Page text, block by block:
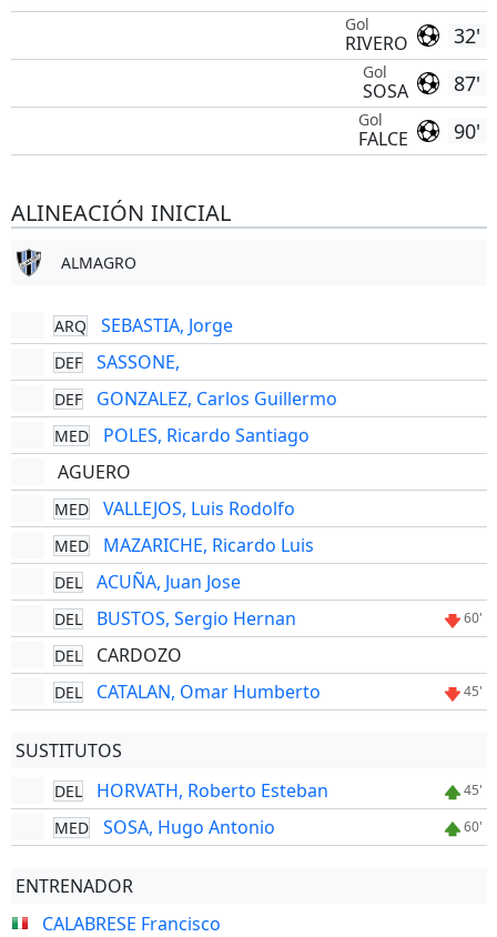
32'
Gol
RIVERO
87'
Gol
SOSA
90'
Gol
FALCE
ALINEACIÓN INICIAL
ALMAGRO
ARQ SEBASTIA, Jorge
DEF SASSONE,
DEF GONZALEZ, Carlos Guillermo
MED
POLES, Ricardo Santiago
AGUERO
MED VALLEJOS, Luis Rodolfo
MED MAZARICHE, Ricardo Luis
DEL ACUÑA, Juan Jose
DEL BUSTOS, Sergio Hernan 60'
DEL CARDOZO
DEL CATALAN, Omar Humberto 45'
SUSTITUTOS
DEL HORVATH, Roberto Esteban 45'
MED SOSA, Hugo Antonio 60'
ENTRENADOR
CALABRESE Francisco